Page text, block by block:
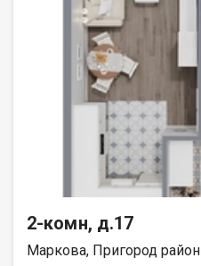
2-комн, д.17
Маркова, Пригород район